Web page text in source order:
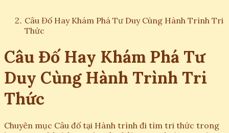
Câu Đố Hay Khám Phá Tư Duy Cùng Hành Trình Tri
Thức
Câu Đố Hay Khám Phá Tư
Duy Cùng Hành Trình Tri
Thức
Chuyên mục Câu đố tại Hành trình đi tìm tri thức trong